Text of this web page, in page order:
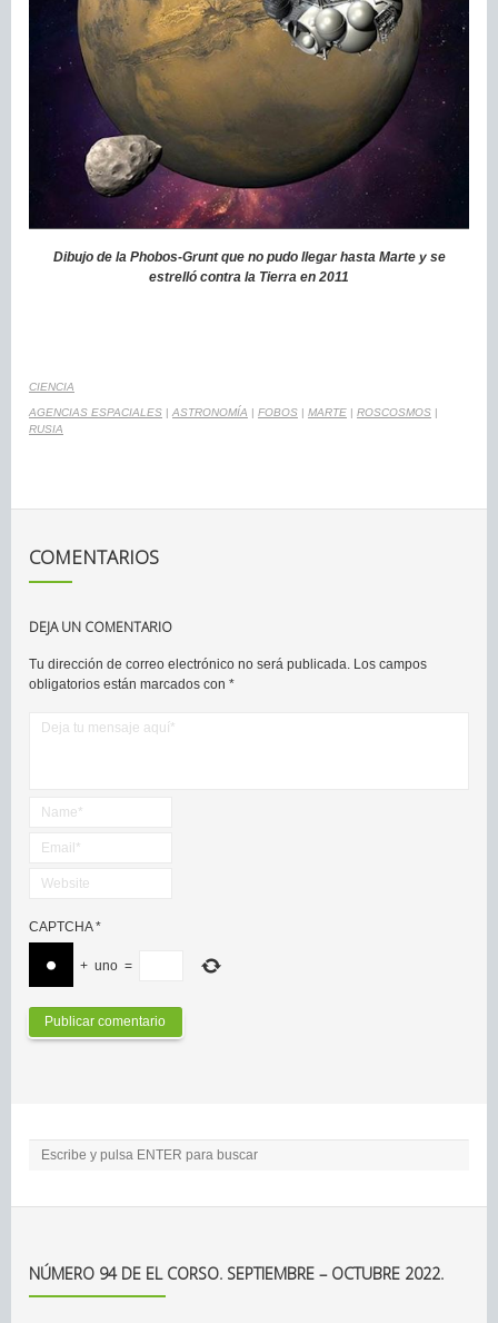
Dibujo de la Phobos-Grunt que no pudo llegar hasta Marte y se
estrelló contra la Tierra en 2011
CIENCIA
AGENCIAS ESPACIALES | ASTRONOMÍA | FOBOS | MARTE | ROSCOSMOS |
RUSIA
COMENTARIOS
DEJA UN COMENTARIO
Tu dirección de correo electrónico no será publicada. Los campos
obligatorios están marcados con *
CAPTCHA*
+ uno =
NÚMERO 94 DE EL CORSO. SEPTIEMBRE – OCTUBRE 2022.